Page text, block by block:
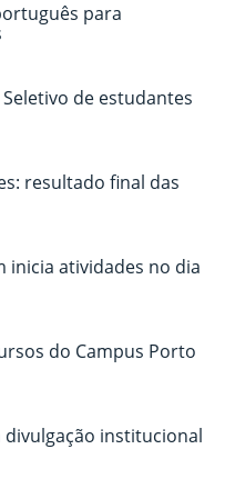
para
de estudantes
resultado final das
inicia atividades no dia
do Campus Porto
divulgação institucional